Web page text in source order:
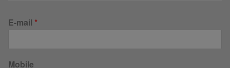
E-mail *
Mobile